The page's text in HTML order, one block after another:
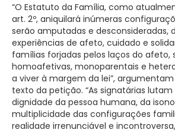
“O Estatuto da Família, como
art. 2º, aniquilará inúmeras
serão amputadas e desconsideradas,
experiências de afeto, cuidado e
famílias forjadas pelos laços do afeto,
homoafetivas, monoparentais e
a viver à margem da lei”,
texto da petição. “As signatárias
dignidade da pessoa humana, da
multiplicidade das configurações
realidade irrenunciável e